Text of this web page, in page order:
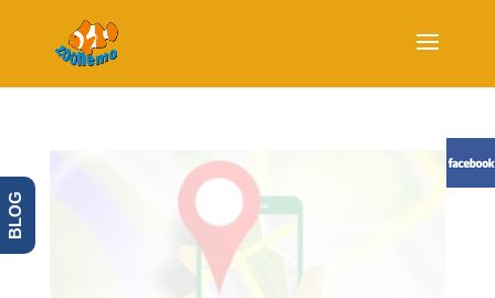
BLOG